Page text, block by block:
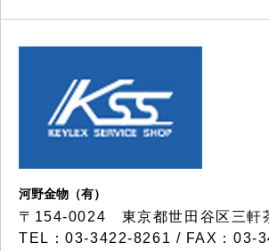
河野金物（有）
〒154-0024 東京都世田谷区三軒
TEL：03-3422-8261 / FAX：03-